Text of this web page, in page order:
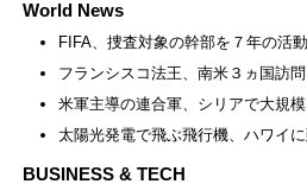
World News
FIFA、捜査対象の幹部を７年の活
フランシスコ法王、南米３ヵ国訪問
米軍主導の連合軍、シリアで大規
太陽光発電で飛ぶ飛行機、ハワイ
BUSINESS & TECH